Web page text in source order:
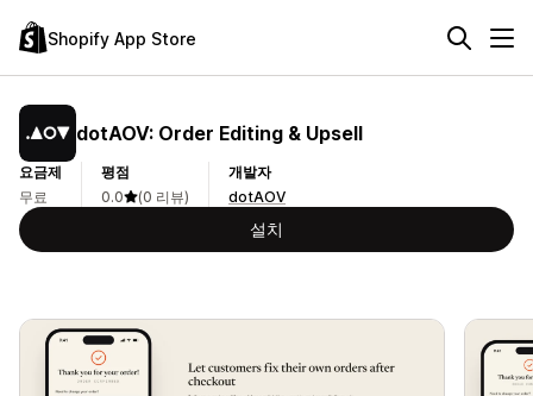
Shopify App Store
dotAOV: Order Editing & Upsell
요금제
무료
평점
0.0
(0 리뷰)
개발자
dotAOV
설치